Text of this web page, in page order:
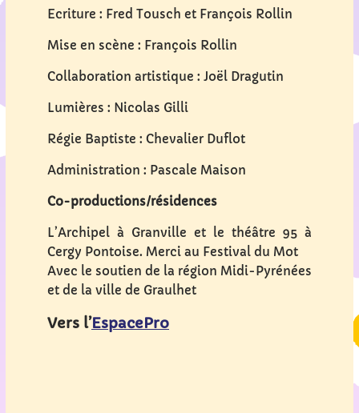
Ecriture : Fred Tousch et François Rollin
Mise en scène : François Rollin
Collaboration artistique : Joël Dragutin
Lumières : Nicolas Gilli
Régie Baptiste : Chevalier Duflot
Administration : Pascale Maison
Co-productions/résidences
L’Archipel à Granville et le théâtre 95 à
Cergy Pontoise. Merci au Festival du Mot
Avec le soutien de la région Midi-Pyrénées
et de la ville de Graulhet
Vers l’EspacePro